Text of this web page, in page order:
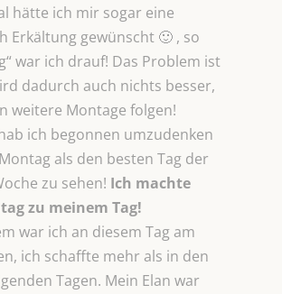
hätte ich mir sogar eine
Erkältung gewünscht 🙂 , so
war ich drauf! Das Problem ist
dadurch auch nichts besser,
weitere Montage folgen!
ich begonnen umzudenken
als den besten Tag der
zu sehen! Ich machte
zu meinem Tag!
war ich an diesem Tag am
ich schaffte mehr als in den
Tagen. Mein Elan war